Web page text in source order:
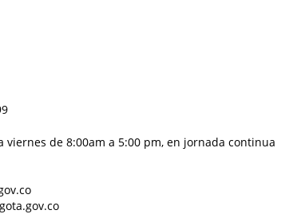
de 8:00am a 5:00 pm, en jornada continua